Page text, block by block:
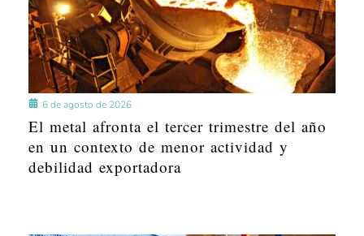
6 de agosto de 2026
El metal afronta el tercer trimestre del año
en un contexto de menor actividad y
debilidad exportadora